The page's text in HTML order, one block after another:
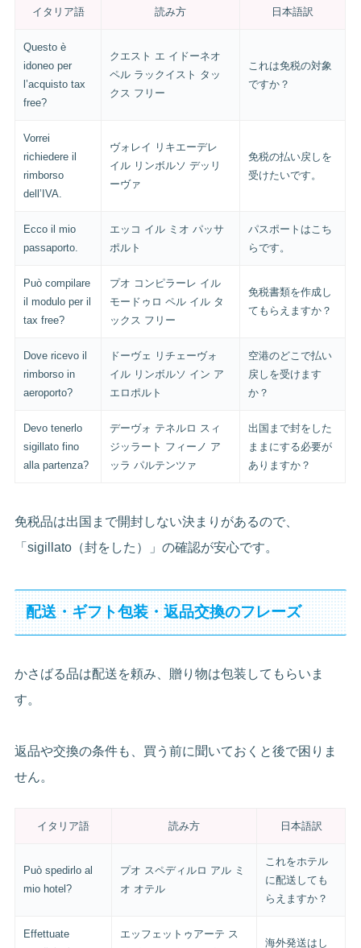
イタリア語 読み方 日本語訳
Questo è
idoneo per
l’acquisto tax
free?
クエスト エ イドーネオ
ペル ラックイスト タッ
クス フリー
これは免税の対象
ですか？
Vorrei
richiedere il
rimborso
dell’IVA.
ヴォレイ リキエーデレ
イル リンボルソ デッリ
ーヴァ
免税の払い戻しを
受けたいです。
Ecco il mio
passaporto.
エッコ イル ミオ パッサ
ポルト
パスポートはこち
らです。
Può compilare
il modulo per il
tax free?
プオ コンピラーレ イル
モードゥロ ペル イル タ
ックス フリー
免税書類を作成し
てもらえますか？
Dove ricevo il
rimborso in
aeroporto?
ドーヴェ リチェーヴォ
イル リンボルソ イン ア
エロポルト
空港のどこで払い
戻しを受けます
か？
Devo tenerlo
sigillato fino
alla partenza?
デーヴォ テネルロ スィ
ジッラート フィーノ ア
ッラ パルテンツァ
出国まで封をした
ままにする必要が
ありますか？
免税品は出国まで開封しない決まりがあるので、
「sigillato（封をした）」の確認が安心です。
配送・ギフト包装・返品交換のフレーズ
かさばる品は配送を頼み、贈り物は包装してもらいま
す。
返品や交換の条件も、買う前に聞いておくと後で困りま
せん。
イタリア語 読み方 日本語訳
Può spedirlo al
mio hotel?
プオ スペディルロ アル ミ
オ オテル
これをホテル
に配送しても
らえますか？
Effettuate
エッフェットゥアーテ ス
海外発送はし